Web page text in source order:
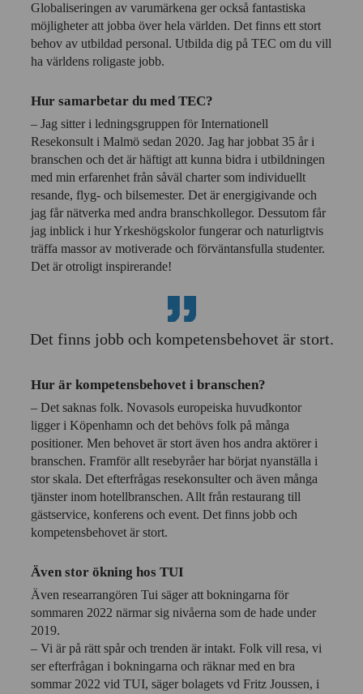
Globaliseringen av varumärkena ger också fantastiska
möjligheter att jobba över hela världen. Det finns ett stort
behov av utbildad personal. Utbilda dig på TEC om du vill
ha världens roligaste jobb.
Hur samarbetar du med TEC?
– Jag sitter i ledningsgruppen för Internationell
Resekonsult i Malmö sedan 2020. Jag har jobbat 35 år i
branschen och det är häftigt att kunna bidra i utbildningen
med min erfarenhet från såväl charter som individuellt
resande, flyg- och bilsemester. Det är energigivande och
jag får nätverka med andra branschkollegor. Dessutom får
jag inblick i hur Yrkeshögskolor fungerar och naturligtvis
träffa massor av motiverade och förväntansfulla studenter.
Det är otroligt inspirerande!
Det finns jobb och kompetensbehovet är stort.
Hur är kompetensbehovet i branschen?
– Det saknas folk. Novasols europeiska huvudkontor
ligger i Köpenhamn och det behövs folk på många
positioner. Men behovet är stort även hos andra aktörer i
branschen. Framför allt resebyråer har börjat nyanställa i
stor skala. Det efterfrågas resekonsulter och även många
tjänster inom hotellbranschen. Allt från restaurang till
gästservice, konferens och event. Det finns jobb och
kompetensbehovet är stort.
Även stor ökning hos TUI
Även researrangören Tui säger att bokningarna för
sommaren 2022 närmar sig nivåerna som de hade under
2019.
– Vi är på rätt spår och trenden är intakt. Folk vill resa, vi
ser efterfrågan i bokningarna och räknar med en bra
sommar 2022 vid TUI, säger bolagets vd Fritz Joussen, i